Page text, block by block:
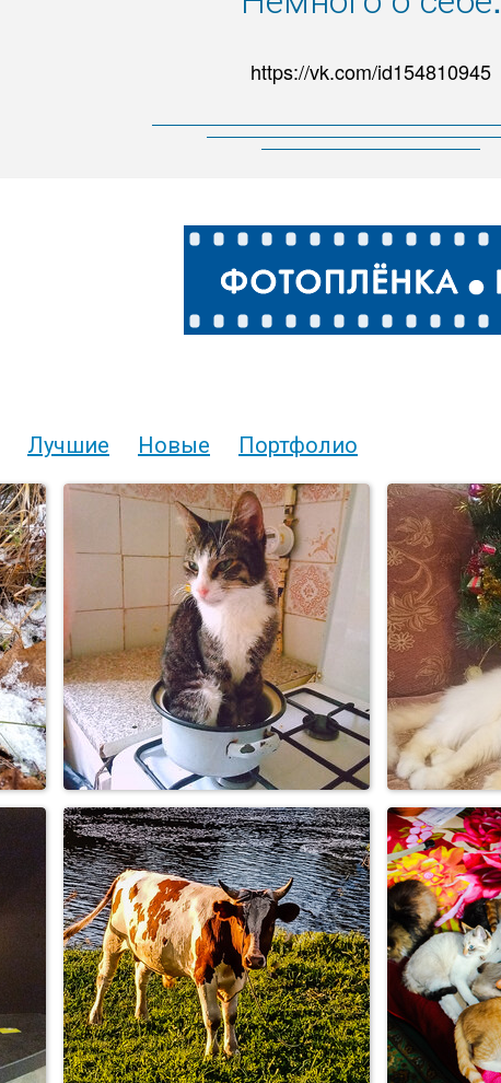
https://vk.com/id154810945
Лучшие Новые Портфолио